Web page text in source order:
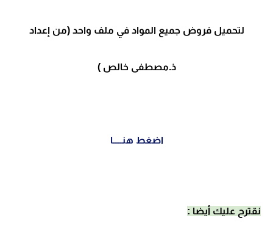
لتحميل فروض جميع المواد في ملف واحد (من إعداد
ذ.مصطفى خالص )
اضغط هنـــــا
نقترح عليك أيضا :